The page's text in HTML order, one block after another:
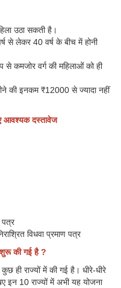
उठा सकती है।
से लेकर 40 वर्ष के बीच में होनी
से कमजोर वर्ग की महिलाओं को ही
की इनकम ₹12000 से ज्यादा नहीं
आवश्यक दस्तावेज
पत्र
विधवा प्रमाण पत्र
शुरू की गई है ?
ही राज्यों में की गई है। धीरे-धीरे
इन 10 राज्यों में अभी यह योजना